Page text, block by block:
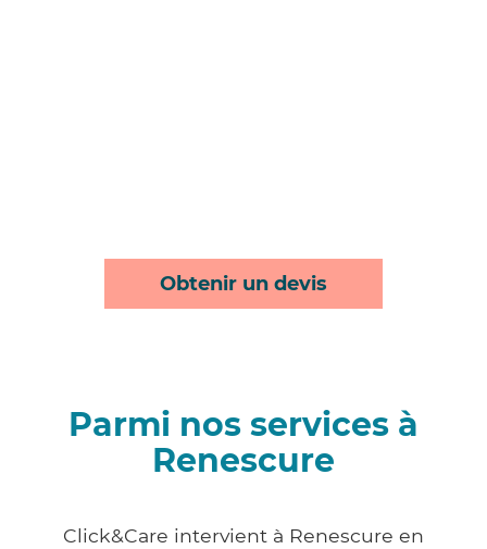
Obtenir un devis
Parmi nos services à
Renescure
Click&Care intervient à Renescure en